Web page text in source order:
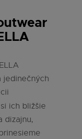
jedinečných
ich bližšie
dizajnu,